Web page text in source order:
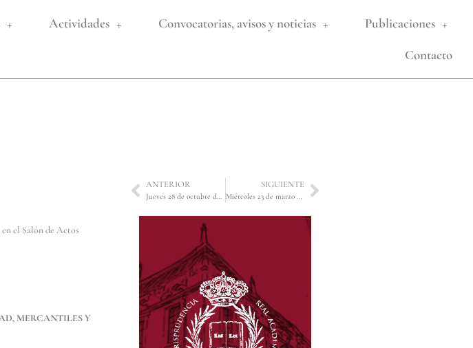
Actividades Convocatorias, avisos y noticias
Publicaciones
Contacto
el Salón de Actos
MERCANTILES Y
ANTERIOR
Jueves 28 de octubre de 2021. Sesión pública y solemne de toma de posesión de su plaza de Académica de Honor de la AUDIENCIA PROVINCIAL DE SEVILLA, el Discurso de Ingreso correrá a cargo de su Decano Ilmo. Sr. D. Manuel Damián Álvarez García y será presentado por el Ilmo. Sr. D. Antonio Moreno Andrade, Académico Numerario. El acto tendrá lugar en la sede de la Academia a las 19:30 horas.
SIGUIENTE
Miércoles 23 de marzo de 2022. En la mañana de hoy ha sido suscrito el Convenio marco de colaboración entre la Universidad de Sevilla y esta Real Academia, suscrito por nuestro Presidente y el Excmo. Sr. Rector, acto al que han asistido por parte de nuestra Academia los Ilustres Sres. Don Eduardo Fernández Galbis, Don Eusebio Pérez Torres y Don Andrés Rodríguez Benot.